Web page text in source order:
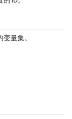
量集。